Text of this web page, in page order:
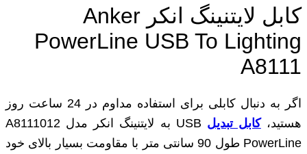
کابل لایتنینگ انکر Anker
PowerLine USB To Lighting
A8111
اگر به دنبال کابلی برای استفاده مداوم در 24 ساعت روز
هستید،کابل تبدیل
USB به لایتنینگ انکر مدل A8111012
PowerLine طول 90 سانتی‌ متر با مقاومت بسیار بالای خود